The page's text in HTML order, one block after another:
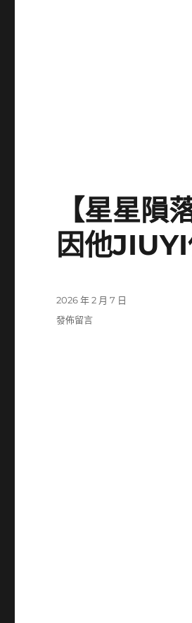
后
效
幅
【星星隕
因他
發
佈
2026 年 2 月 7 日
在
發佈留言